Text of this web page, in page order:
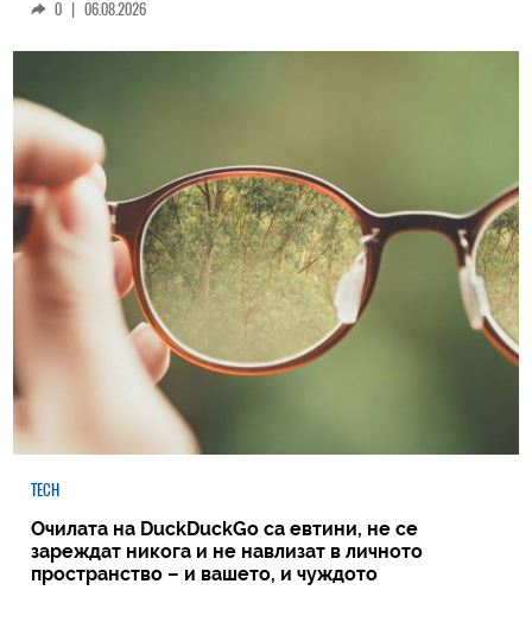
0 | 06.08.2026
TECH
Очилата на DuckDuckGo са евтини, не се
зареждат никога и не навлизат в личното
пространство – и вашето, и чуждото